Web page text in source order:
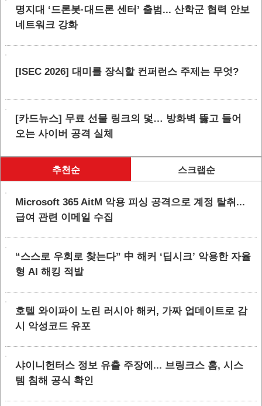
명지대 ‘드론봇·대드론 센터’ 출범... 산학군 협력 안보
네트워크 강화
[ISEC 2026] 대미를 장식할 컨퍼런스 주제는 무엇?
[카드뉴스] 무료 선물 링크의 덫… 방화벽 뚫고 들어
오는 사이버 공격 실체
추천순 스크랩순
Microsoft 365 AitM 악용 피싱 공격으로 계정 탈취...
급여 관련 이메일 수집
“스스로 우회로 찾는다” 中 해커 ‘딥시크’ 악용한 자율
형 AI 해킹 적발
호텔 와이파이 노린 러시아 해커, 가짜 업데이트로 감
시 악성코드 유포
샤이니헌터스 정보 유출 주장에... 브링크스 홈, 시스
템 침해 공식 확인